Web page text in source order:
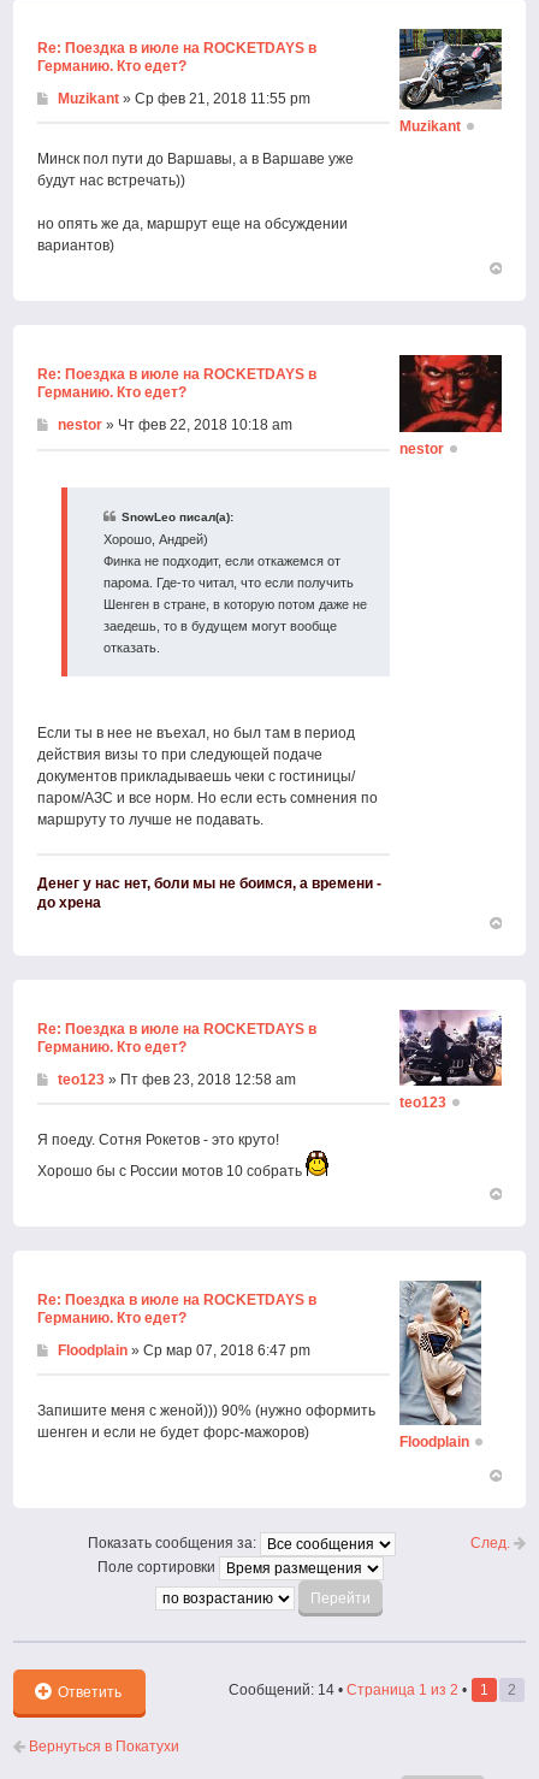
Re: Поездка в июле на ROCKETDAYS в
Германию. Кто едет?
Muzikant » Ср фев 21, 2018 11:55 pm
Минск пол пути до Варшавы, а в Варшаве уже
будут нас встречать))
но опять же да, маршрут еще на обсуждении
вариантов)
Muzikant
Re: Поездка в июле на ROCKETDAYS в
Германию. Кто едет?
nestor » Чт фев 22, 2018 10:18 am
SnowLeo писал(а):
Хорошо, Андрей)
Финка не подходит, если откажемся от
парома. Где-то читал, что если получить
Шенген в стране, в которую потом даже не
заедешь, то в будущем могут вообще
отказать.
Если ты в нее не въехал, но был там в период
действия визы то при следующей подаче
документов прикладываешь чеки с гостиницы/
паром/АЗС и все норм. Но если есть сомнения по
маршруту то лучше не подавать.
Денег у нас нет, боли мы не боимся, а времени -
до хрена
nestor
Re: Поездка в июле на ROCKETDAYS в
Германию. Кто едет?
teo123 » Пт фев 23, 2018 12:58 am
Я поеду. Сотня Рокетов - это круто!
Хорошо бы с России мотов 10 собрать
teo123
Re: Поездка в июле на ROCKETDAYS в
Германию. Кто едет?
Floodplain » Ср мар 07, 2018 6:47 pm
Запишите меня с женой))) 90% (нужно оформить
шенген и если не будет форс-мажоров)
Floodplain
началу
След.
Показать сообщения за:
Поле сортировки
Ответить Сообщений: 14 • Страница 1 из 2 • 1 2
Вернуться в Покатухи